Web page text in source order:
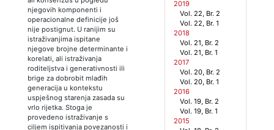
njegovih komponenti i
operacionalne definicije još
nije postignut. U ranijim su
istraživanjima ispitane
njegove brojne determinante i
korelati, ali istraživanja
roditeljstva i generativnosti ili
brige za dobrobit mlađih
generacija u kontekstu
uspješnog starenja zasada su
vrlo rijetka. Stoga je
provedeno istraživanje s
ciljem ispitivanja povezanosti i
2019
Vol. 22, Br. 2
Vol. 22, Br. 1
2018
Vol. 21, Br. 2
Vol. 21, Br. 1
2017
Vol. 20, Br. 2
Vol. 20, Br. 1
2016
Vol. 19, Br. 2
Vol. 19, Br. 1
2015